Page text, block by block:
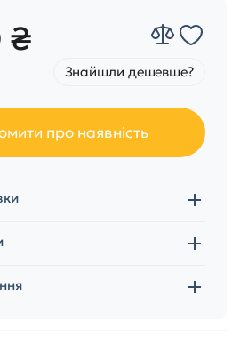
₴
Знайшли дешевше?
про наявність